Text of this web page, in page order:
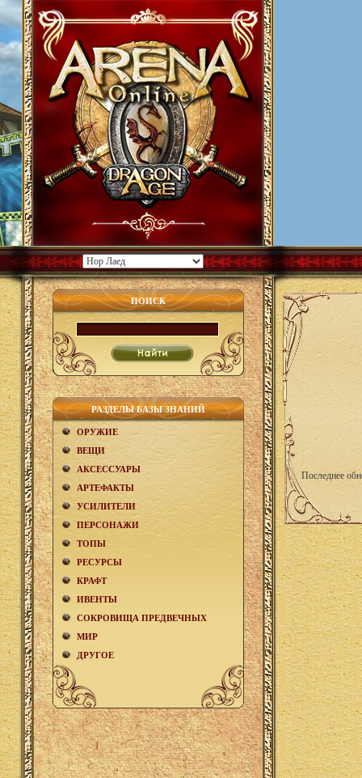
ПОИСК
РАЗДЕЛЫ БАЗЫ ЗНАНИЙ
ОРУЖИЕ
ВЕЩИ
АКCЕСCУАРЫ
АРТЕФАКТЫ
УСИЛИТЕЛИ
ПЕРСОНАЖИ
ТОПЫ
РЕСУРСЫ
КРАФТ
ИВЕНТЫ
СОКРОВИЩА ПРЕДВЕЧНЫХ
МИР
ДРУГОЕ
Последнее